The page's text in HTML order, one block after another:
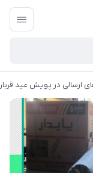
ارسالی در پویش عید قربان